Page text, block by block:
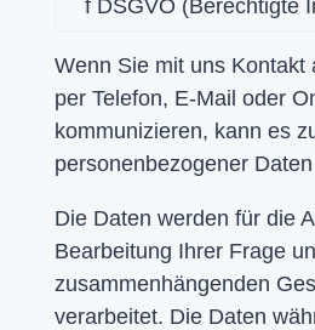
f DSGVO (Berechtigte
Wenn Sie mit uns Kontakt
per Telefon, E-Mail oder
kommunizieren, kann es
personenbezogener
Die Daten werden für die
Bearbeitung Ihrer Frage
zusammenhängenden
verarbeitet. Die Daten